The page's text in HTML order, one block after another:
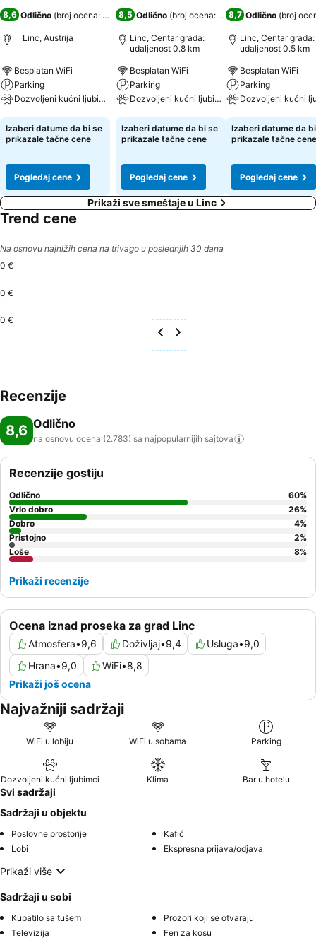
8,6 Odlično (broj ocena: 2.783)
Linc, Austrija
Besplatan WiFi
Parking
Dozvoljeni kućni ljubimci
Pogledaj cene
Izaberi datume da bi se
prikazale tačne cene
Pogledaj cene
8,5 Odlično (broj ocena: 7.959)
Linc, Centar grada:
udaljenost 0.8 km
Besplatan WiFi
Parking
Dozvoljeni kućni ljubimci
Pogledaj cene
Izaberi datume da bi se
prikazale tačne cene
Pogledaj cene
8,7 Odlično (broj
Linc, Centar grada:
udaljenost 0.5 km
Besplatan WiFi
Parking
Pogledaj cene
Izaberi datume da
prikazale tačne cene
Pogledaj cene
Prikaži sve smeštaje u Linc
Trend cene
Na osnovu najnižih cena na trivago u poslednjih 30 dana
0 €
0 €
0 €
Recenzije
8,6 Odlično
na osnovu ocena (2.783) sa najpopularnijih sajtova
Ocena iznad proseka za grad Linc
Atmosfera•9,6 Doživljaj•9,4 Usluga•9,0
Hrana•9,0 WiFi•8,8
Prikaži još ocena
Recenzije gostiju
Odlično 60%
Vrlo dobro
26%
Dobro
4%
Pristojno
2%
Loše
8%
Prikaži recenzije
Najvažniji sadržaji
WiFi u lobiju WiFi u sobama Parking
Dozvoljeni kućni ljubimci Klima Bar u hotelu
Svi sadržaji
Sadržaji u objektu
Poslovne prostorije
Kafić
Lobi
Ekspresna prijava/odjava
Prikaži više
Sadržaji u sobi
Kupatilo sa tušem
Prozori koji se otvaraju
Televizija
Fen za kosu